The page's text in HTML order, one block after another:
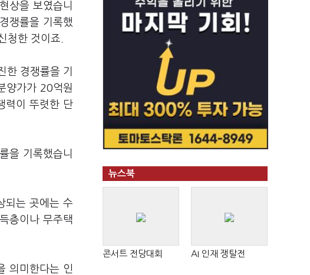
상을 보였습니
쟁률을 기록했
청한 것이죠.
경쟁률을 기
양가가 20억원
력이 뚜렷한 단
을 기록했습니
되는 곳에는 수
층이나 무주택
의미한다는 인
뉴스북
콘서트 전당대회 AI 인재 쟁탈전